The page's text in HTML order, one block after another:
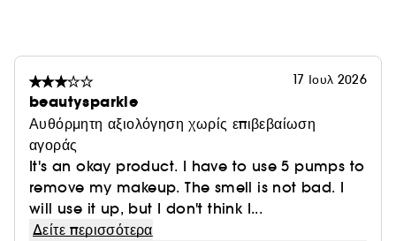
17 Ιουλ 2026
beautysparkle
Αυθόρμητη αξιολόγηση χωρίς επιβεβαίωση
αγοράς
It's an okay product. I have to use 5 pumps to
remove my makeup. The smell is not bad. I
will use it up, but I don't think I...
Δείτε περισσότερα